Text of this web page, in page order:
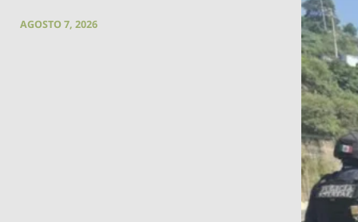
AGOSTO 7, 2026